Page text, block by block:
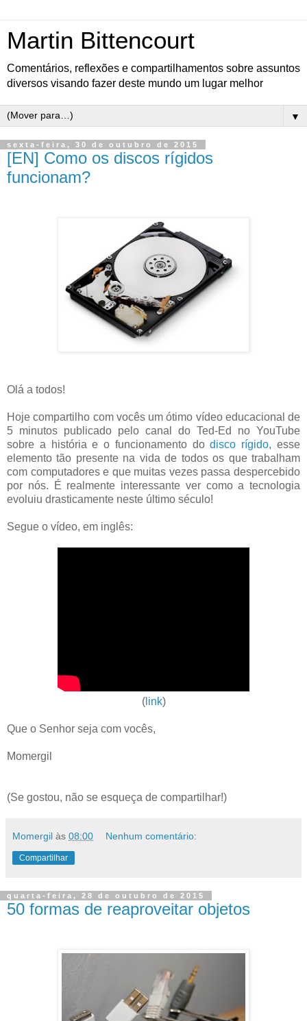
Martin Bittencourt
Comentários, reflexões e compartilhamentos sobre assuntos
diversos visando fazer deste mundo um lugar melhor
▼
sexta-feira, 30 de outubro de 2015
[EN] Como os discos rígidos
funcionam?
Olá a todos!
Hoje compartilho com vocês um ótimo vídeo educacional de
5 minutos publicado pelo canal do Ted-Ed no YouTube
sobre a história e o funcionamento dodisco rígido, esse
elemento tão presente na vida de todos os que trabalham
com computadores e que muitas vezes passa despercebido
por nós. É realmente interessante ver como a tecnologia
evoluiu drasticamente neste último século!
Segue o vídeo, em inglês:
(link)
Que o Senhor seja com vocês,
Momergil
(Se gostou, não se esqueça de compartilhar!)
Momergil às 08:00 Nenhum comentário:
Compartilhar
quarta-feira, 28 de outubro de 2015
50 formas de reaproveitar objetos